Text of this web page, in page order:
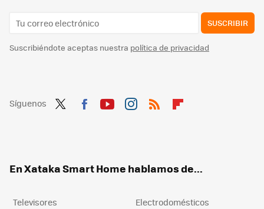
SUSCRIBIR
Suscribiéndote aceptas nuestra política de privacidad
Síguenos
En Xataka Smart Home hablamos de...
Televisores
Electrodomésticos